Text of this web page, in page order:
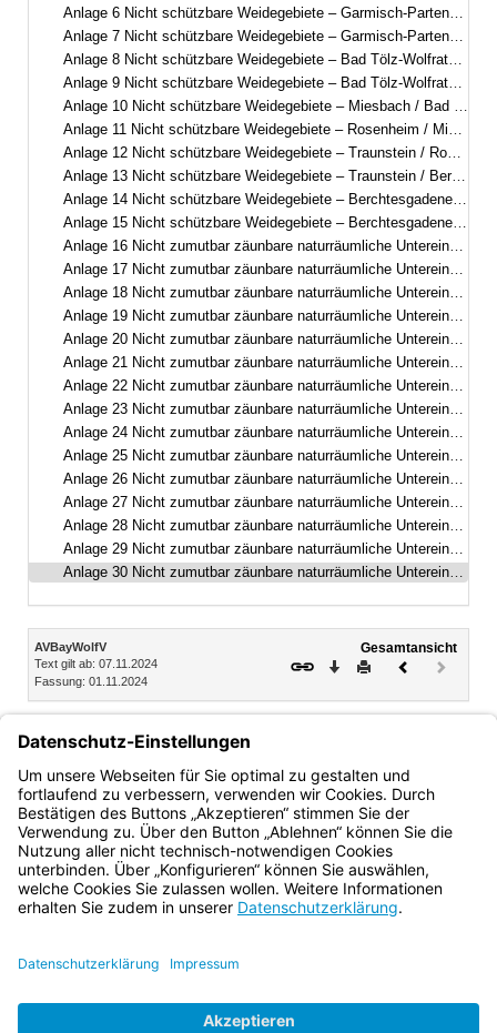
Anlage 6 Nicht schützbare Weidegebiete – Garmisch-Partenkirchen / Bad Tölz-Wolfratshausen
Anlage 7 Nicht schützbare Weidegebiete – Garmisch-Partenkirchen
Anlage 8 Nicht schützbare Weidegebiete – Bad Tölz-Wolfratshausen / Miesbach
Anlage 9 Nicht schützbare Weidegebiete – Bad Tölz-Wolfratshausen / Garmisch-Partenkirchen
Anlage 10 Nicht schützbare Weidegebiete – Miesbach / Bad Tölz-Wolfratshausen
Anlage 11 Nicht schützbare Weidegebiete – Rosenheim / Miesbach
Anlage 12 Nicht schützbare Weidegebiete – Traunstein / Rosenheim
Anlage 13 Nicht schützbare Weidegebiete – Traunstein / Berchtesgadener Land
Anlage 14 Nicht schützbare Weidegebiete – Berchtesgadener Land
Anlage 15 Nicht schützbare Weidegebiete – Berchtesgadener Land
Anlage 16 Nicht zumutbar zäunbare naturräumliche Untereinheiten – Oberallgäu
Anlage 17 Nicht zumutbar zäunbare naturräumliche Untereinheiten – Oberallgäu
Anlage 18 Nicht zumutbar zäunbare naturräumliche Untereinheiten – Oberallgäu / Ostallgäu
Anlage 19 Nicht zumutbar zäunbare naturräumliche Untereinheiten – Oberallgäu
Anlage 20 Nicht zumutbar zäunbare naturräumliche Untereinheiten – Garmisch-Partenkirchen / Ostallgäu
Anlage 21 Nicht zumutbar zäunbare naturräumliche Untereinheiten – Garmisch-Partenkirchen / Bad Tölz-Wolfratshausen
Anlage 22 Nicht zumutbar zäunbare naturräumliche Untereinheiten – Garmisch-Partenkirchen
Anlage 23 Nicht zumutbar zäunbare naturräumliche Untereinheiten – Bad Tölz-Wolfratshausen / Miesbach
Anlage 24 Nicht zumutbar zäunbare naturräumliche Untereinheiten – Bad Tölz-Wolfratshausen / Garmisch-Partenkirchen
Anlage 25 Nicht zumutbar zäunbare naturräumliche Untereinheiten – Miesbach / Bad Tölz-Wolfratshausen
Anlage 26 Nicht zumutbar zäunbare naturräumliche Untereinheiten – Rosenheim / Miesbach
Anlage 27 Nicht zumutbar zäunbare naturräumliche Untereinheiten – Traunstein / Rosenheim
Anlage 28 Nicht zumutbar zäunbare naturräumliche Untereinheiten – Traunstein / Berchtesgadener Land
Anlage 29 Nicht zumutbar zäunbare naturräumliche Untereinheiten – Berchtesgadener Land
Anlage 30 Nicht zumutbar zäunbare naturräumliche Untereinheiten – Berchtesgadener Land
Inhalt
AVBayWolfV
Text gilt ab: 07.11.2024
Fassung: 01.11.2024
Gesamtansicht
Download
DruckenVorheriges
(inaktiv)
Untereinheiten – Berchtesgadener Land
Anlage 30: Nicht zumutbar zäunbare naturräumliche
Untereinheiten – Berchtesgadener Land
Bayern.de
BayernPortal
Impressum